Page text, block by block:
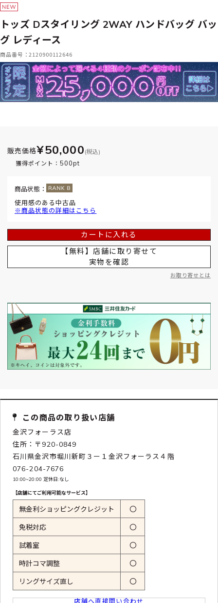
トッズ Dスタイリング 2WAY ハンドバッグ バッ
グ レディース
商品番号：2120900112646
販売価格¥50,000 (税込)
獲得ポイント： 500pt
商品状態：
使用感のある中古品
※商品状態の詳細はこちら
カートに入れる
【無料】店舗に取り寄せて
実物を確認
お取り寄せとは
この商品の取り扱い店舗
金沢フォーラス店
住所：〒920-0849
石川県金沢市堀川新町３ー１金沢フォーラス４階
076-204-7676
10:00~20:00 定休日:なし
【店舗にてご利用可能なサービス】
無金利ショッピングクレジット 〇
免税対応 〇
試着室 〇
時計コマ調整 〇
リングサイズ直し 〇
店舗へ直接問い合わせ